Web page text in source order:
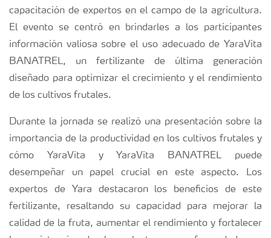
capacitación de expertos en el campo de la agricultura.
El evento se centró en brindarles a los participantes
información valiosa sobre el uso adecuado de YaraVita
BANATREL, un fertilizante de última generación
diseñado para optimizar el crecimiento y el rendimiento
de los cultivos frutales.
Durante la jornada se realizó una presentación sobre la
importancia de la productividad en los cultivos frutales y
cómo YaraVita y YaraVita BANATREL puede
desempeñar un papel crucial en este aspecto. Los
expertos de Yara destacaron los beneficios de este
fertilizante, resaltando su capacidad para mejorar la
calidad de la fruta, aumentar el rendimiento y fortalecer